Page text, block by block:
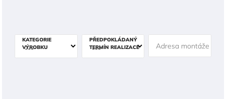
KATEGORIE
VÝROBKU
PŘEDPOKLÁDANÝ
TERMÍN REALIZACE
Adresa montáže